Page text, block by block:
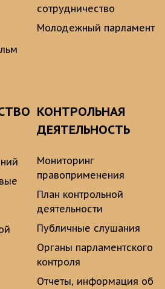
сотрудничество
Молодежный парламент
КОНТРОЛЬНАЯ
ДЕЯТЕЛЬНОСТЬ
Мониторинг
правоприменения
План контрольной
деятельности
Публичные слушания
Органы парламентского
контроля
Отчеты, информация об